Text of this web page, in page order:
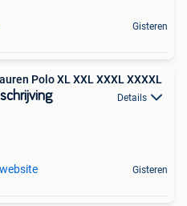
Gisteren
Polo XL XXL XXXL XXXXL
Details
Gisteren